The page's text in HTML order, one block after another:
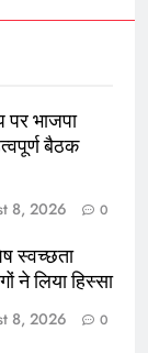
पर भाजपा
बैठक
8, 2026 0
स्वच्छता
ने लिया हिस्सा
8, 2026 0